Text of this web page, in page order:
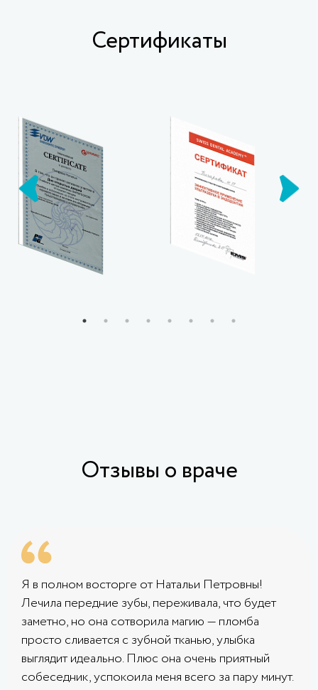
Сертификаты
Отзывы о враче
Я в полном восторге от Натальи Петровны!
Лечила передние зубы, переживала, что будет
заметно, но она сотворила магию — пломба
просто сливается с зубной тканью, улыбка
выглядит идеально. Плюс она очень приятный
собеседник, успокоила меня всего за пару минут.